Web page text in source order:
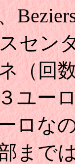
セン
（回
ユー
ロな
まで